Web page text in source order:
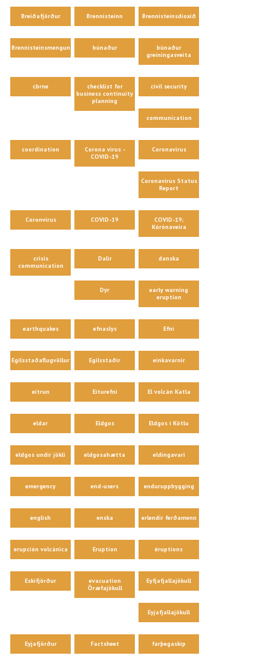
Breiðafjörður Brennisteinn Brennisteinsdíoxíð
Brennisteinsmengun búnaður
búnaður
greiningasveita
cbrne
checklist for
business continuity
planning
civil security
communication
coordination
Corona virus -
COVID-19
Coronavirus
Coronavirus Status
Report
Coronvirus COVID-19
COVID-19;
Kórónaveira
crisis
communication
Dalir danska
Dýr
early warning
eruption
earthquakes efnaslys Efni
Egilsstaðaflugvöllur Egilsstaðir einkavarnir
eitrun Eiturefni El volcán Katla
eldar Eldgos Eldgos í Kötlu
eldgos undir jökli eldgosahætta eldingavari
emergency end-users enduruppbygging
english enska erlendir ferðamenn
erupción volcánica Eruption éruptions
Eskifjörður
evacuation
Öræfajökull
Eyfjafjallajökull
Eyjafjallajökull
Eyjafjörður Factsheet farþegaskip